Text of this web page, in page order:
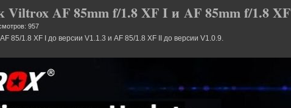
Viltrox AF 85mm f/1.8 XF I и AF 85mm f/1.8
957
85/1.8 XF I до версии V1.1.3 и AF 85/1.8 XF II до версии V1.0.9.